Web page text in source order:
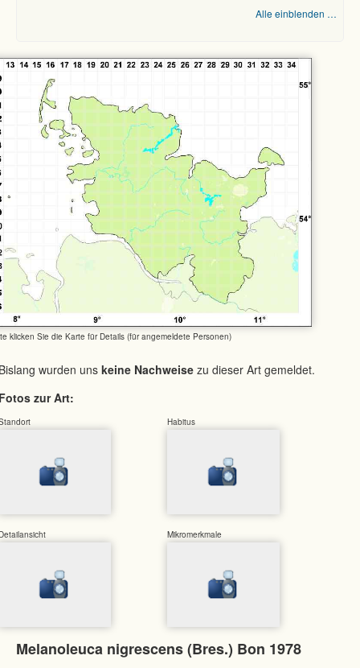
Alle einblenden …
klicken Sie die Karte für Details (für angemeldete Personen)
wurden uns keine Nachweise zu dieser Art gemeldet.
zur Art:
Habitus
Mikromerkmale
Melanoleuca nigrescens (Bres.) Bon 1978